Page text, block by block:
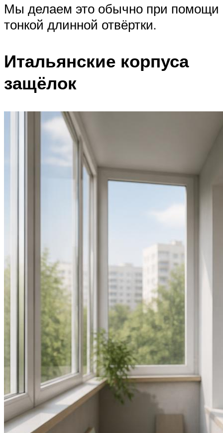
Мы делаем это обычно при помощи
тонкой длинной отвёртки.
Итальянские корпуса
защёлок